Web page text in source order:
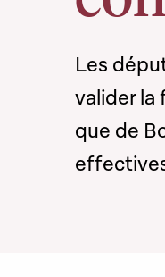
Les
valider la
que de